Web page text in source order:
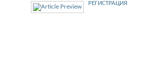
РЕГИСТРАЦИЯ